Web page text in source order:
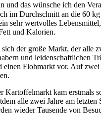
und das wünsche ich den
im Durchschnitt an die 60
sehr wertvolles
und Kalorien.
der große Markt, der alle
und leidenschaftlichen
einen Flohmarkt vor. Auf
Kartoffelmarkt kam erstmals
alle zwei Jahre am
wieder Tausende von